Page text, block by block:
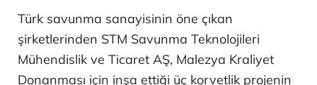
Türk savunma sanayisinin öne çıkan
şirketlerinden STM Savunma Teknolojileri
Mühendislik ve Ticaret AŞ, Malezya Kraliyet
Donanması için inşa ettiği üç korvetlik projenin